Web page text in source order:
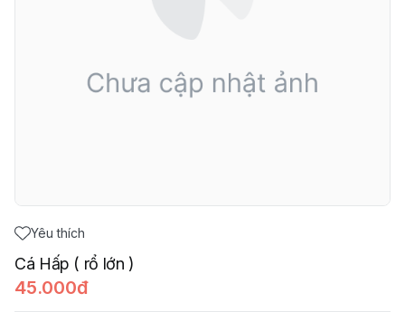
Yêu thích
Cá Hấp ( rổ lớn )
45.000đ